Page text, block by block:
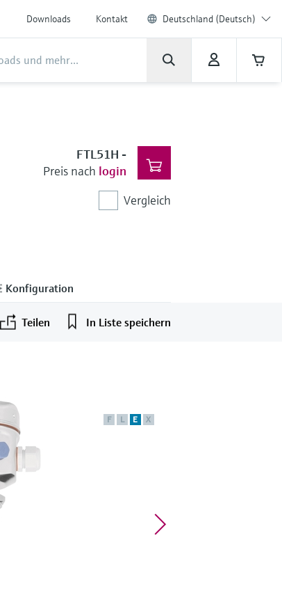
Downloads Kontakt Deutschland (Deutsch)
FTL51H -
Preis nach login
Vergleich
Konfiguration
Teilen In Liste speichern
F L E X